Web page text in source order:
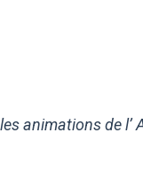
animations de l’